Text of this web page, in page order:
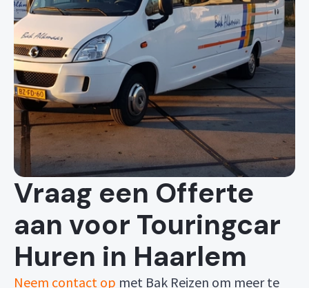
Vraag een Offerte
aan voor Touringcar
Huren in Haarlem
Neem contact op met Bak Reizen om meer te